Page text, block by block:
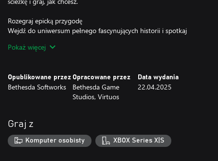
Rozegraj epicką przygodę
Wejdź do uniwersum pełnego fascynujących historii i spotkaj
albo dzierż potężną magię, próbując ocalić Tamriel od
Kompletna historia
Poznaj wszystko, co ma do zaoferowania Oblivion z poprzednio
wydanymi dodatkami fabularnymi – Shivering Isles, Knights of
***
Pokaż więcej
Opublikowane przez
Bethesda Softworks
Opracowane przez
Bethesda Game
Studios, Virtuos
Data wydania
22.04.2025
Graj z
Komputer osobisty XBOX Series X|S